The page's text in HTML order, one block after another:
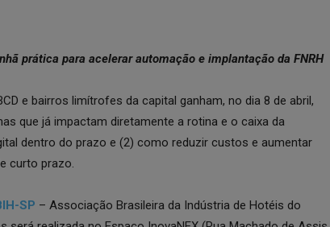
prática para acelerar automação e implantação da FNRH
e bairros limítrofes da capital ganham, no dia 8 de abril,
que já impactam diretamente a rotina e o caixa da
dentro do prazo e (2) como reduzir custos e aumentar
curto prazo.
SP – Associação Brasileira da Indústria de Hotéis do